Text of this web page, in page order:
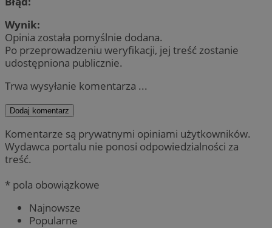
Wynik:
Opinia została pomyślnie dodana.
Po przeprowadzeniu weryfikacji, jej treść zostanie
udostępniona publicznie.
Trwa wysyłanie komentarza ...
Dodaj komentarz
Komentarze są prywatnymi opiniami użytkowników.
Wydawca portalu nie ponosi odpowiedzialności za
treść.
* pola obowiązkowe
Najnowsze
Popularne